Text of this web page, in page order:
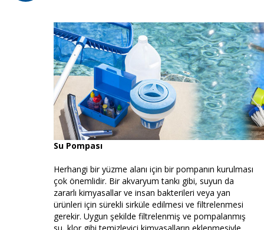
Su Pompası
Herhangi bir yüzme alanı için bir pompanın kurulması
çok önemlidir. Bir akvaryum tankı gibi, suyun da
zararlı kimyasallar ve insan bakterileri veya yan
ürünleri için sürekli sirküle edilmesi ve filtrelenmesi
gerekir. Uygun şekilde filtrelenmiş ve pompalanmış